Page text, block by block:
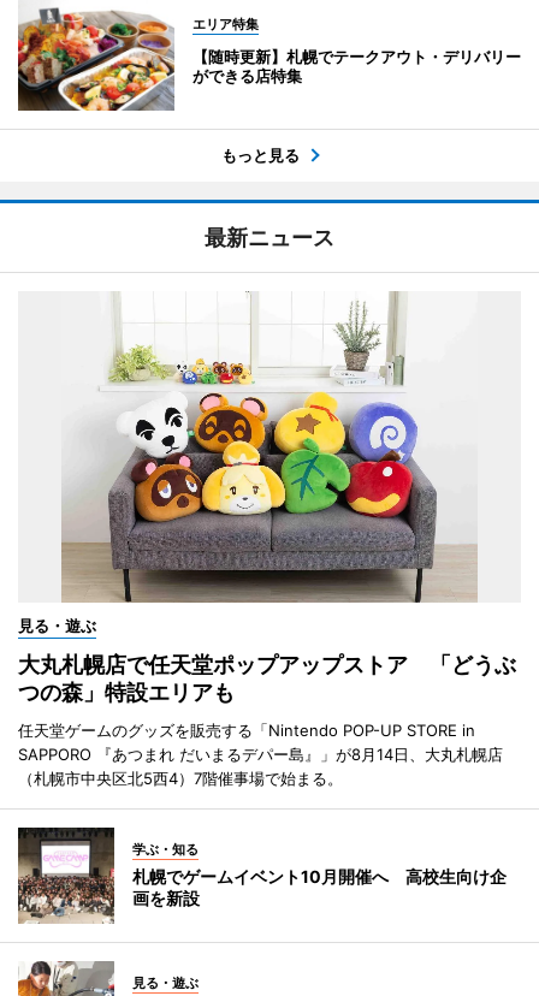
エリア特集
【随時更新】札幌でテークアウト・デリバリー
ができる店特集
もっと見る
最新ニュース
見る・遊ぶ
大丸札幌店で任天堂ポップアップストア 「どうぶ
つの森」特設エリアも
任天堂ゲームのグッズを販売する「Nintendo POP-UP STORE in
SAPPORO 『あつまれ だいまるデパー島』」が8月14日、大丸札幌店
（札幌市中央区北5西4）7階催事場で始まる。
学ぶ・知る
札幌でゲームイベント10月開催へ 高校生向け企
画を新設
見る・遊ぶ